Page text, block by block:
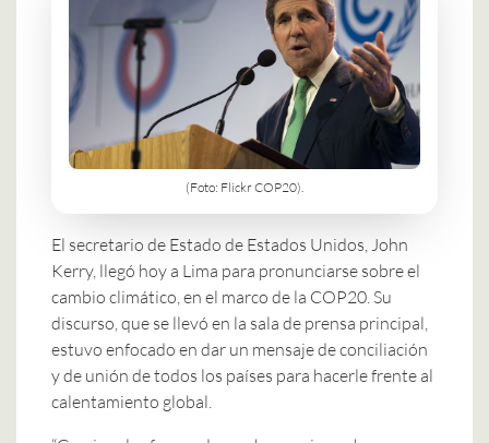
(Foto: Flickr COP20).
El secretario de Estado de Estados Unidos, John
Kerry, llegó hoy a Lima para pronunciarse sobre el
cambio climático, en el marco de la COP20. Su
discurso, que se llevó en la sala de prensa principal,
estuvo enfocado en dar un mensaje de conciliación
y de unión de todos los países para hacerle frente al
calentamiento global.